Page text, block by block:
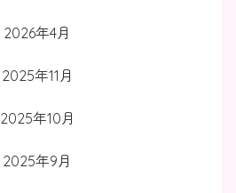
2026年4月
2025年11月
2025年10月
2025年9月